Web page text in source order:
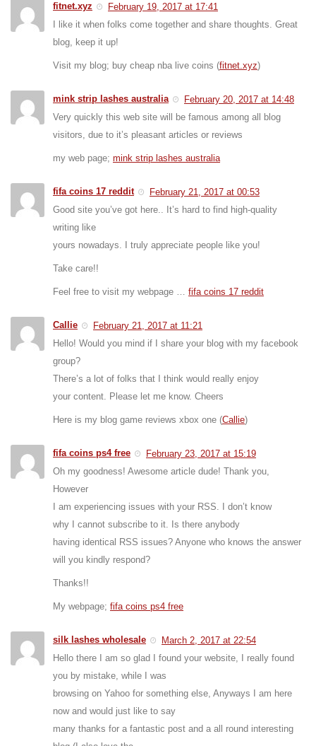
fitnet.xyz
February 19, 2017 at 17:41
I like it when folks come together and share thoughts. Great
blog, keep it up!
Visit my blog; buy cheap nba live coins (fitnet.xyz)
mink strip lashes australia
February 20, 2017 at 14:48
Very quickly this web site will be famous among all blog
visitors, due to it’s pleasant articles or reviews
my web page; mink strip lashes australia
fifa coins 17 reddit
February 21, 2017 at 00:53
Good site you’ve got here.. It’s hard to find high-quality
writing like
yours nowadays. I truly appreciate people like you!
Take care!!
Feel free to visit my webpage … fifa coins 17 reddit
Callie
February 21, 2017 at 11:21
Hello! Would you mind if I share your blog with my facebook
group?
There’s a lot of folks that I think would really enjoy
your content. Please let me know. Cheers
Here is my blog game reviews xbox one (Callie)
fifa coins ps4 free
February 23, 2017 at 15:19
Oh my goodness! Awesome article dude! Thank you,
However
I am experiencing issues with your RSS. I don’t know
why I cannot subscribe to it. Is there anybody
having identical RSS issues? Anyone who knows the answer
will you kindly respond?
Thanks!!
My webpage; fifa coins ps4 free
silk lashes wholesale
March 2, 2017 at 22:54
Hello there I am so glad I found your website, I really found
you by mistake, while I was
browsing on Yahoo for something else, Anyways I am here
now and would just like to say
many thanks for a fantastic post and a all round interesting